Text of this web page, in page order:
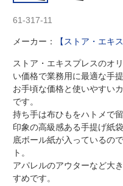
61-317-11
メーカー： 【ストア・エキ
ストア・エキスプレスのオ
い価格で業務用に最適な手
お手頃な価格と使いやすい
です。
持ち手は布ひもをハトメで
印象の高級感ある手提げ紙袋
底ボール紙が入っているの
ト。
アパレルのアウターなど大
すめです。